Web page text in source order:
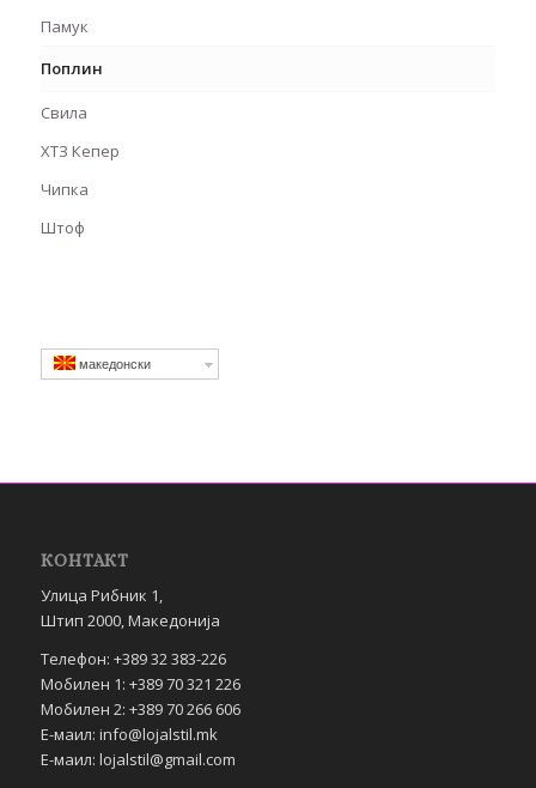
Памук
Поплин
Свила
ХТЗ Кепер
Чипка
Штоф
македонски
КОНТАКТ
Улица Рибник 1,
Штип 2000, Македонија
Телефон: +389 32 383-226
Мобилен 1: +389 70 321 226
Мобилен 2: +389 70 266 606
Е-маил: info@lojalstil.mk
Е-маил: lojalstil@gmail.com